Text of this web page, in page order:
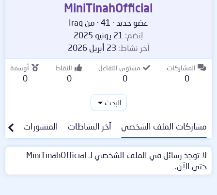
MiniTinahOfficial
عضو جديد ·
· من Iraq
إنضم 21 يونيو 2025
آخر نشاط 23 أبريل 2026
المشاركات
0
مستوى التفاعل
0
النقاط
0
أوسمة
0
البحث
مشاركات الملف الشخصي آخر النشاطات المنشورات
لا توجد رسائل في الملف الشخصي لـ MiniTinahOfficial
حتى الآن.